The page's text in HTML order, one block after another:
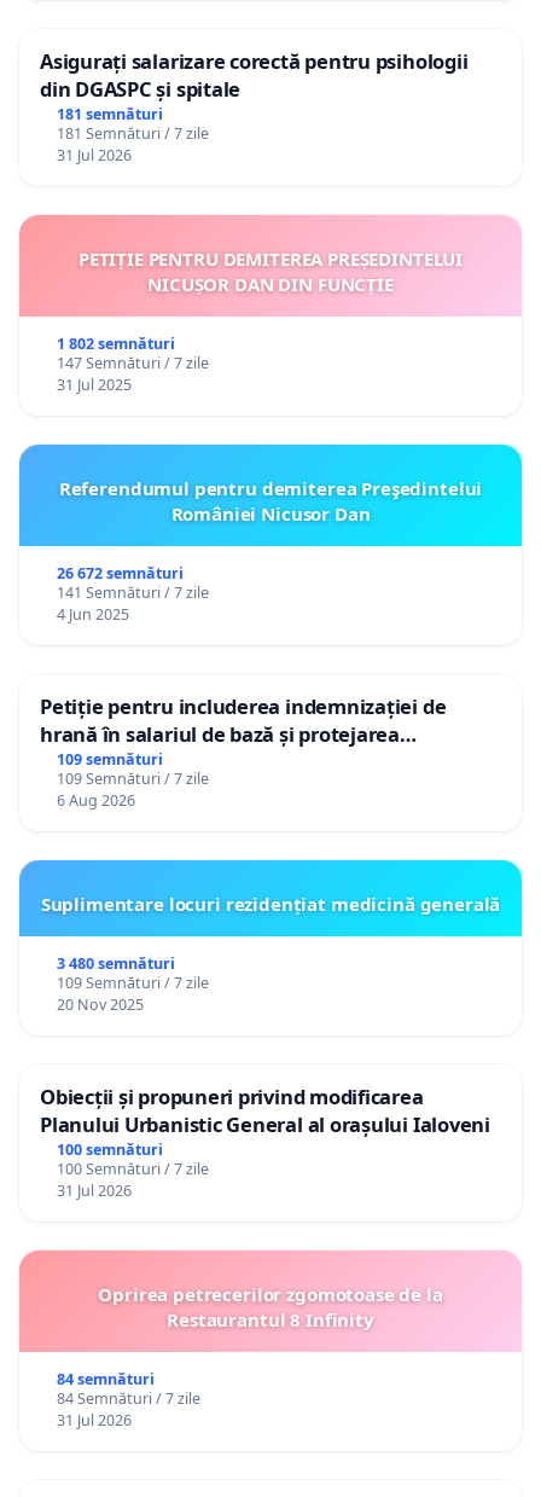
Asigurați salarizare corectă pentru psihologii
din DGASPC și spitale
181 semnături
181 Semnături / 7 zile
31 Jul 2026
PETIȚIE PENTRU DEMITEREA PREȘEDINTELUI
NICUȘOR DAN DIN FUNCȚIE
1 802 semnături
147 Semnături / 7 zile
31 Jul 2025
Referendumul pentru demiterea Preşedintelui
României Nicusor Dan
26 672 semnături
141 Semnături / 7 zile
4 Jun 2025
Petiție pentru includerea indemnizației de
hrană în salariul de bază și protejarea
gradațiilor de vechime pentru asistenții
personali
109 semnături
109 Semnături / 7 zile
6 Aug 2026
Suplimentare locuri rezidențiat medicină generală
3 480 semnături
109 Semnături / 7 zile
20 Nov 2025
Obiecții și propuneri privind modificarea
Planului Urbanistic General al orașului Ialoveni
100 semnături
100 Semnături / 7 zile
31 Jul 2026
Oprirea petrecerilor zgomotoase de la
Restaurantul 8 Infinity
84 semnături
84 Semnături / 7 zile
31 Jul 2026